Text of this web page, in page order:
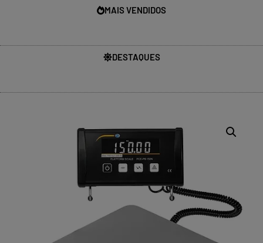
MAIS VENDIDOS
DESTAQUES